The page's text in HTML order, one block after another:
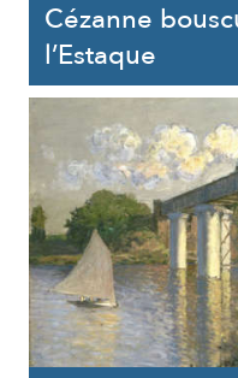
Cézanne
l’Estaque